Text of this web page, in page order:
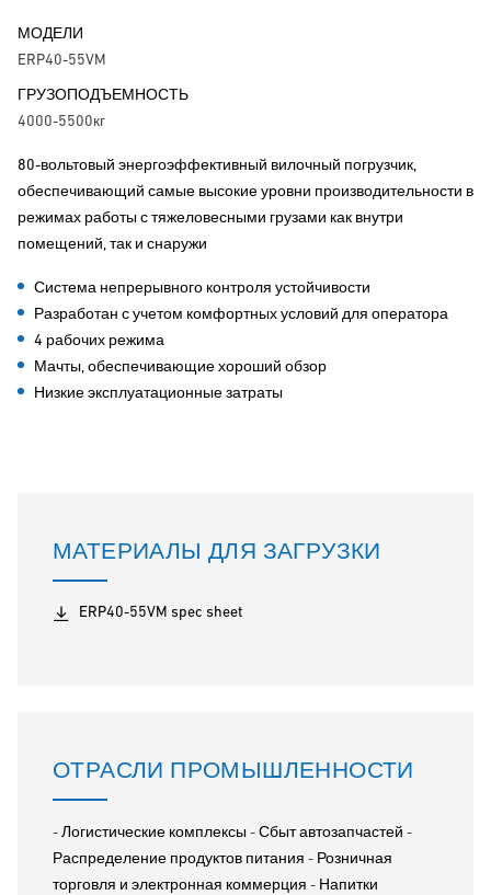
МОДЕЛИ
ERP40-55VM
ГРУЗОПОДЪЕМНОСТЬ
4000-5500кг
80-вольтовый энергоэффективный вилочный погрузчик,
обеспечивающий самые высокие уровни производительности в
режимах работы с тяжеловесными грузами как внутри
помещений, так и снаружи
Система непрерывного контроля устойчивости
Разработан с учетом комфортных условий для оператора
4 рабочих режима
Мачты, обеспечивающие хороший обзор
Низкие эксплуатационные затраты
МАТЕРИАЛЫ ДЛЯ ЗАГРУЗКИ
ERP40-55VM spec sheet
ОТРАСЛИ ПРОМЫШЛЕННОСТИ
- Логистические комплексы - Сбыт автозапчастей -
Распределение продуктов питания - Розничная
торговля и электронная коммерция - Напитки